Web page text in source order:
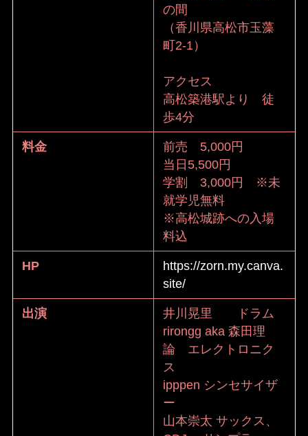
の間
（香川県高松市玉藻
町2-1）
アクセス
高松築港駅より 徒
歩4分
料金
前売 5,000円
当日5,500円
学割 3,000円 ※未
就学児無料
※高松城跡への入場
料込
HP
https://zorn.my.canva.
site/
出演
井川晃里 ドラム
rirongg aka 森田理
論 エレクトロニク
ス
ipppen シンセサイザ
ー
山本崇太 サックス、